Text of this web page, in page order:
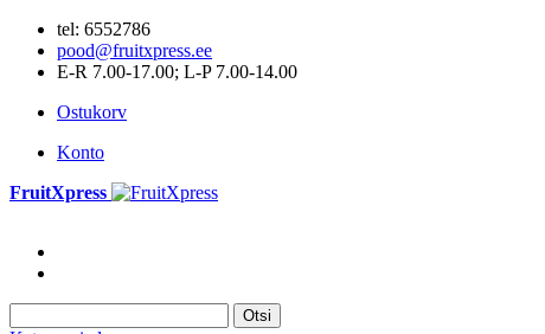
tel: 6552786
pood@fruitxpress.ee
E-R 7.00-17.00; L-P 7.00-14.00
Ostukorv
Konto
FruitXpress
Otsi